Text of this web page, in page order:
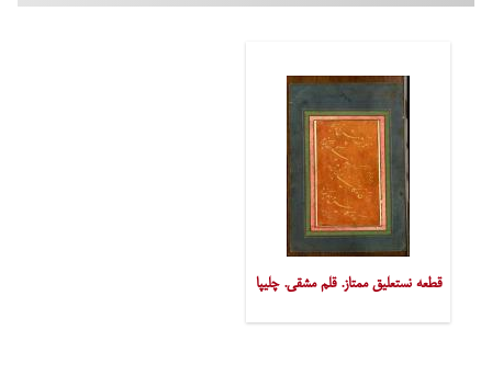
قطعه نستعلیق ممتاز. قلم مشقی. چلیپا